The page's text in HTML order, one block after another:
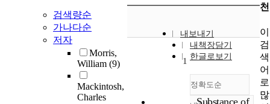
검색량순
가나다순
저자
Morris,
William (9)
Mackintosh,
Charles
내보내기
내책장담기
한글로보기
정확도순
1
천
이
검
색
어
로
많